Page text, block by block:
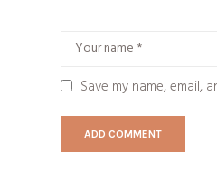
Save my name,